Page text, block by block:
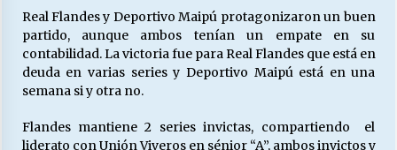
Real Flandes y Deportivo Maipú protagonizaron un buen
partido, aunque ambos tenían un empate en su
contabilidad. La victoria fue para Real Flandes que está en
deuda en varias series y Deportivo Maipú está en una
semana si y otra no.
Flandes mantiene 2 series invictas, compartiendo el
liderato con Unión Viveros en sénior “A”, ambos invictos y